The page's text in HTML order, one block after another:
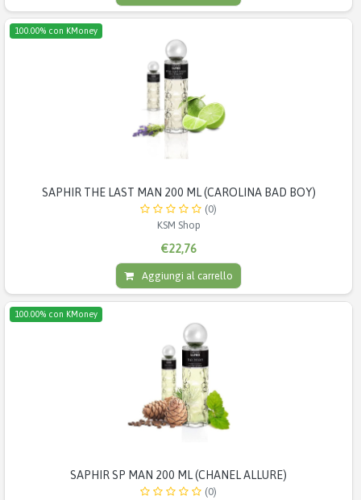
100.00% con KMoney
SAPHIR THE LAST MAN 200 ML (CAROLINA BAD BOY)
(0)
KSM Shop
€22,76
Aggiungi al carrello
100.00% con KMoney
SAPHIR SP MAN 200 ML (CHANEL ALLURE)
(0)